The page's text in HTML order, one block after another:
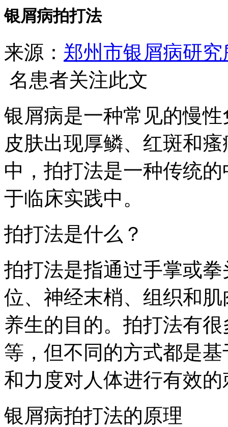
银屑病拍打法
来源： 郑州市银屑病研究
名患者关注此文
银屑病是一种常见的慢
皮肤出现厚鳞、红斑和
中，拍打法是一种传统
于临床实践中。
拍打法是什么？
拍打法是指通过手掌或
位、神经末梢、组织和
养生的目的。拍打法有
等，但不同的方式都是
和力度对人体进行有效的
银屑病拍打法的原理